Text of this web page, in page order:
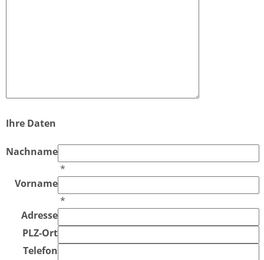
Ihre Daten
Nachname
*
Vorname
*
Adresse
PLZ-Ort
Telefon